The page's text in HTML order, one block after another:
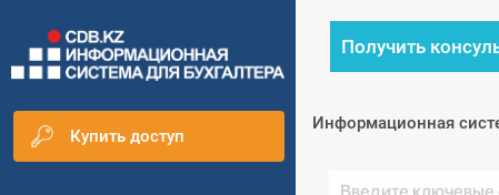
Купить доступ
Получить
Информационная